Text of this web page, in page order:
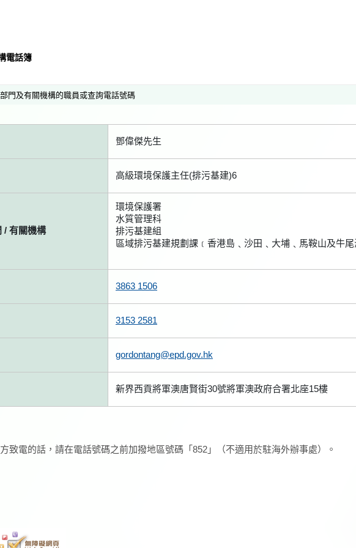
電話簿
門及有關機構的職員或查詢電話號碼
鄧偉傑先生
高級環境保護主任(排污基建)6
/ 有關機構
環境保護署
水質管理科
排污基建組
區域排污基建規劃課﹝香港島﹑沙田﹑大埔﹑馬鞍山及牛
3863 1506
3153 2581
gordontang@epd.gov.hk
新界西貢將軍澳唐賢街30號將軍澳政府合署北座15樓
致電的話，請在電話號碼之前加撥地區號碼「852」（不適用於駐海外辦事處）。